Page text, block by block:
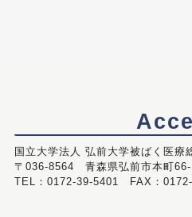
国立大学法人 弘前大学被ばく医療
〒036-8564 青森県弘前市本町66-
TEL：0172-39-5401 FAX：